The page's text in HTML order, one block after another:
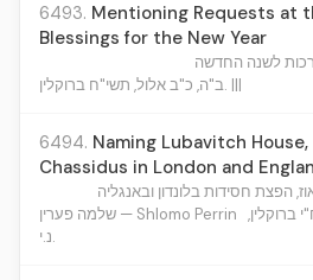
6493. Mentioning Requests at
Blessings for the New Year
לשנה החדשה
ב"ה, כ"ב אלול, תשי"ח ברוקלין. |||
6494. Naming Lubavitch
Chassidus in London and
הפצת חסידות בלונדון ובאנגליה
שלמה פערין — Shlomo Perrin ברוקלין,
נ.י.